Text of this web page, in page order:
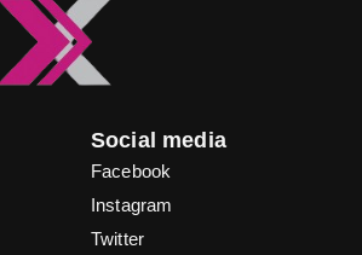
Social media
Facebook
Instagram
Twitter